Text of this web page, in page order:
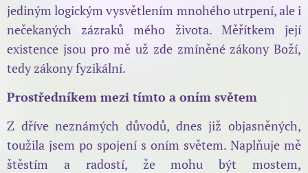
jediným logickým vysvětlením mnohého utrpení, ale i
nečekaných zázraků mého života. Měřítkem její
existence jsou pro mě už zde zmíněné zákony Boží,
tedy zákony fyzikální.
Prostředníkem mezi tímto a oním světem
Z dříve neznámých důvodů, dnes již objasněných,
toužila jsem po spojení s oním světem. Naplňuje mě
štěstím a radostí, že mohu být mostem,